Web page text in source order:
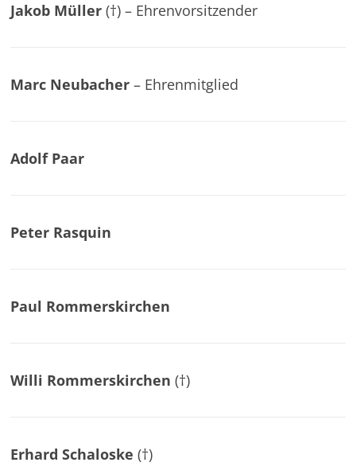
Jakob Müller (†) – Ehrenvorsitzender
Marc Neubacher – Ehrenmitglied
Adolf Paar
Peter Rasquin
Paul Rommerskirchen
Willi Rommerskirchen (†)
Erhard Schaloske (†)